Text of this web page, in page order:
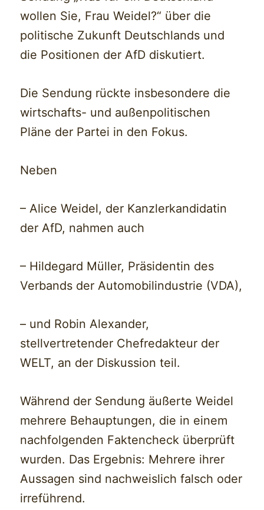
wollen Sie, Frau Weidel?“ über die
politische Zukunft Deutschlands und
die Positionen der AfD diskutiert.
Die Sendung rückte insbesondere die
wirtschafts- und außenpolitischen
Pläne der Partei in den Fokus.
Neben
– Alice Weidel, der Kanzlerkandidatin
der AfD, nahmen auch
– Hildegard Müller, Präsidentin des
Verbands der Automobilindustrie (VDA),
– und Robin Alexander,
stellvertretender Chefredakteur der
WELT, an der Diskussion teil.
Während der Sendung äußerte Weidel
mehrere Behauptungen, die in einem
nachfolgenden Faktencheck überprüft
wurden. Das Ergebnis: Mehrere ihrer
Aussagen sind nachweislich falsch oder
irreführend.